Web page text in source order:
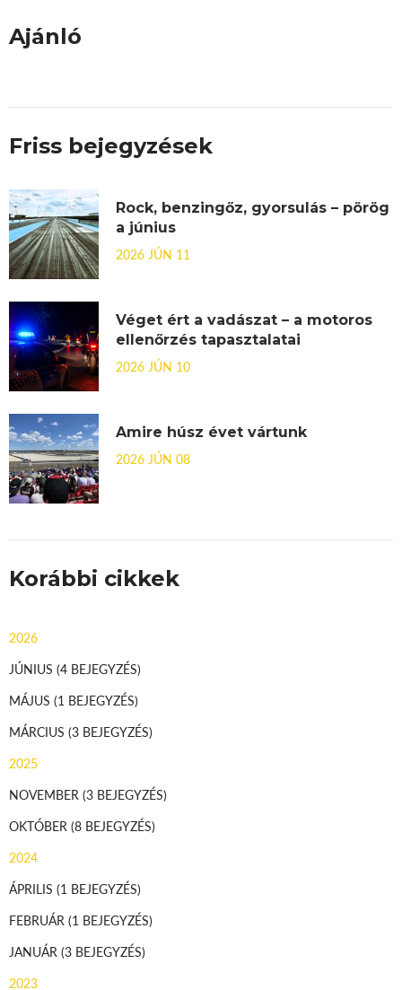
Ajánló
Friss bejegyzések
Rock, benzingőz, gyorsulás – pörög
a június
2026 JÚN 11
Véget ért a vadászat – a motoros
ellenőrzés tapasztalatai
2026 JÚN 10
Amire húsz évet vártunk
2026 JÚN 08
Korábbi cikkek
2026
JÚNIUS (4 BEJEGYZÉS)
MÁJUS (1 BEJEGYZÉS)
MÁRCIUS (3 BEJEGYZÉS)
2025
NOVEMBER (3 BEJEGYZÉS)
OKTÓBER (8 BEJEGYZÉS)
2024
ÁPRILIS (1 BEJEGYZÉS)
FEBRUÁR (1 BEJEGYZÉS)
JANUÁR (3 BEJEGYZÉS)
2023